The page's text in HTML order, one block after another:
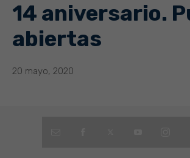
14 aniversario.
abiertas
20 mayo, 2020